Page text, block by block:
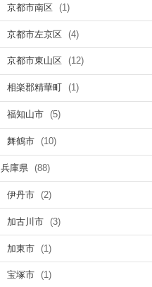
京都市南区 (1)
京都市左京区 (4)
京都市東山区 (12)
相楽郡精華町 (1)
福知山市 (5)
舞鶴市 (10)
兵庫県 (88)
伊丹市 (2)
加古川市 (3)
加東市 (1)
宝塚市 (1)